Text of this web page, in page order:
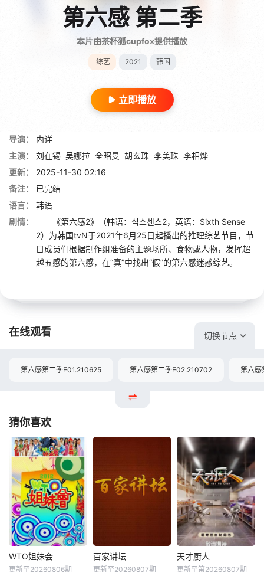
第六感 第二季
本片由茶杯狐cupfox提供播放
综艺 2021 韩国
立即播放
导演：
内详
主演：
刘在锡 吴娜拉 全昭旻 胡玄珠 李美珠 李相烨
更新：
2025-11-30 02:16
备注：
已完结
语言：
韩语
剧情：
《第六感2》（韩语：식스센스2，英语：Sixth Sense
2）为韩国tvN于2021年6月25日起播出的推理综艺节目，节
目成员们根据制作组准备的主题场所、食物或人物，发挥超
越五感的第六感，在“真”中找出“假”的第六感迷惑综艺。
在线观看 切换节点
第六感第二季E01.210625 第六感第二季E02.210702 第六
猜你喜欢
WTO姐妹会
更新至20260806期
百家讲坛
更新至20260807期
天才厨人
更新至第20260807期